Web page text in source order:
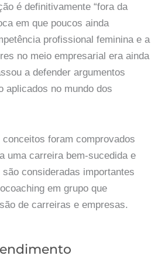
é definitivamente “fora da
em que poucos ainda
profissional feminina e a
no meio empresarial era ainda
a defender argumentos
aplicados no mundo dos
foram comprovados
uma carreira bem-sucedida e
consideradas importantes
em grupo que
de carreiras e empresas.